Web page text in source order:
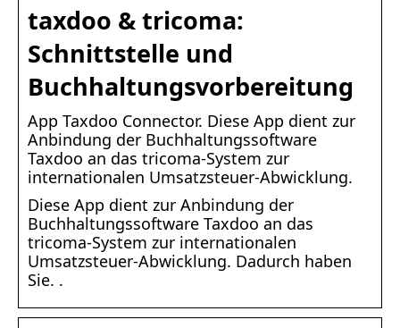
taxdoo & tricoma:
Schnittstelle und
Buchhaltungsvorbereitung
App Taxdoo Connector. Diese App dient zur
Anbindung der Buchhaltungssoftware
Taxdoo an das tricoma-System zur
internationalen Umsatzsteuer-Abwicklung.
Diese App dient zur Anbindung der
Buchhaltungssoftware Taxdoo an das
tricoma-System zur internationalen
Umsatzsteuer-Abwicklung. Dadurch haben
Sie. .